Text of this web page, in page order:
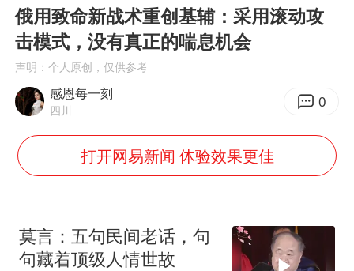
中方回应是否在太平洋海底开采稀土
80后女柜员逆袭成4200亿银行副行长
女子利用漏洞0元薅走3000多件家电
宇树科技 打新
房主任回应争议
把党建设得更加坚强有力
俄用致命新战术重创基辅：采用滚动攻
击模式，没有真正的喘息机会
声明：个人原创，仅供参考
感恩每一刻
四川 0
打开网易新闻 体验效果更佳
莫言：五句民间老话，句
句藏着顶级人情世故